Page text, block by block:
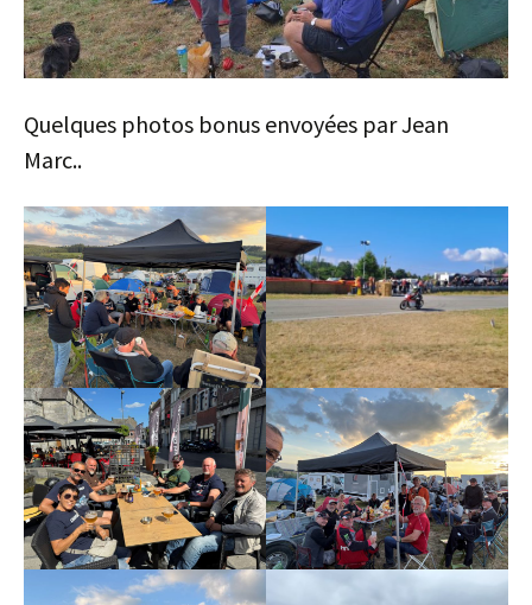
Quelques photos bonus envoyées par Jean
Marc..